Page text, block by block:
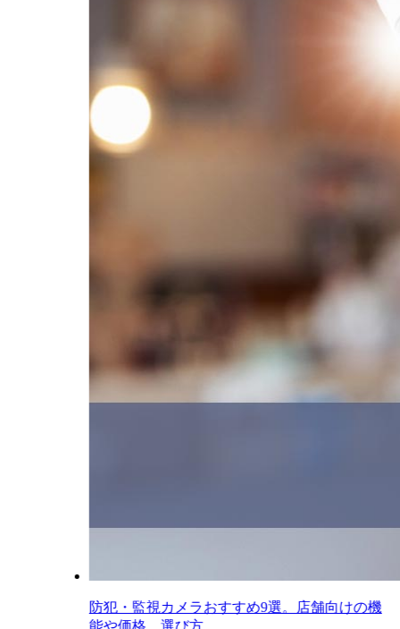
防犯・監視カメラおすすめ9選。店舗向けの機